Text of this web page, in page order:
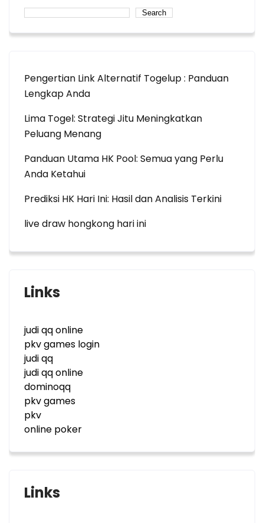
Search
Pengertian Link Alternatif Togelup : Panduan
Lengkap Anda
Lima Togel: Strategi Jitu Meningkatkan
Peluang Menang
Panduan Utama HK Pool: Semua yang Perlu
Anda Ketahui
Prediksi HK Hari Ini: Hasil dan Analisis Terkini
live draw hongkong hari ini
Links
judi qq online
pkv games login
judi qq
judi qq online
dominoqq
pkv games
pkv
online poker
Links